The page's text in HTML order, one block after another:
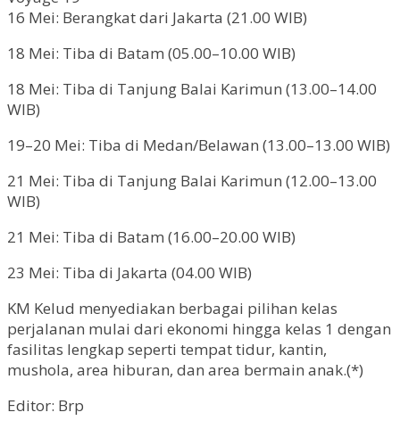
16 Mei: Berangkat dari Jakarta (21.00 WIB)
18 Mei: Tiba di Batam (05.00–10.00 WIB)
18 Mei: Tiba di Tanjung Balai Karimun (13.00–14.00
WIB)
19–20 Mei: Tiba di Medan/Belawan (13.00–13.00 WIB)
21 Mei: Tiba di Tanjung Balai Karimun (12.00–13.00
WIB)
21 Mei: Tiba di Batam (16.00–20.00 WIB)
23 Mei: Tiba di Jakarta (04.00 WIB)
KM Kelud menyediakan berbagai pilihan kelas
perjalanan mulai dari ekonomi hingga kelas 1 dengan
fasilitas lengkap seperti tempat tidur, kantin,
mushola, area hiburan, dan area bermain anak.(*)
Editor: Brp